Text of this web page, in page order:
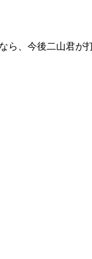
、今後二山君が